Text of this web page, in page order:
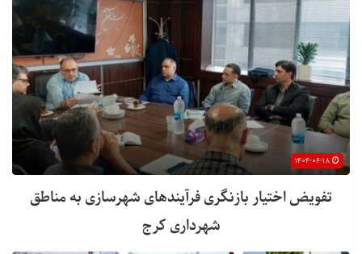
تفویض اختیار بازنگری فرآیندهای شهرسازی به مناطق
شهرداری کرج